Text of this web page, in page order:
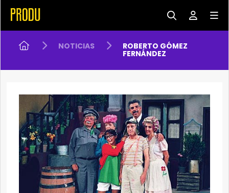
NOTICIAS ROBERTO GÓMEZ
FERNÁNDEZ